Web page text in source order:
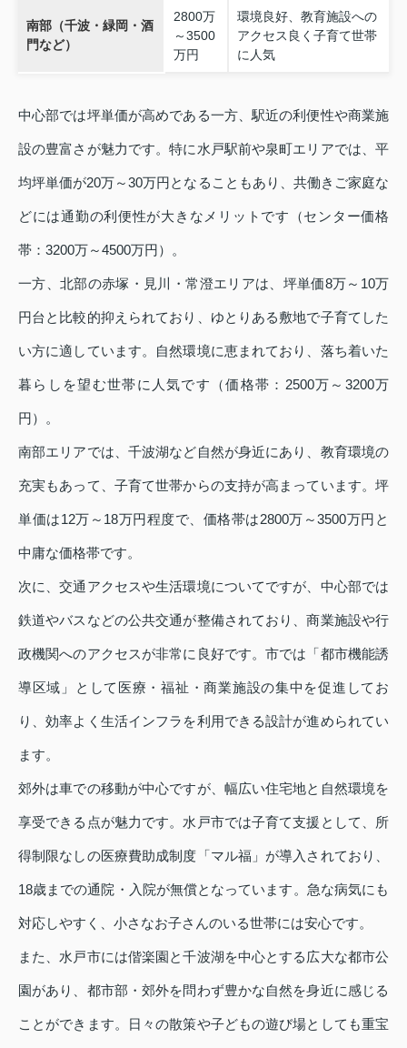
南部（千波・緑岡・酒
門など）
2800万
～3500
万円
環境良好、教育施設への
アクセス良く子育て世帯
に人気
中心部では坪単価が高めである一方、駅近の利便性や商業施
設の豊富さが魅力です。特に水戸駅前や泉町エリアでは、平
均坪単価が20万～30万円となることもあり、共働きご家庭な
どには通勤の利便性が大きなメリットです（センター価格
帯：3200万～4500万円）。
一方、北部の赤塚・見川・常澄エリアは、坪単価8万～10万
円台と比較的抑えられており、ゆとりある敷地で子育てした
い方に適しています。自然環境に恵まれており、落ち着いた
暮らしを望む世帯に人気です（価格帯：2500万～3200万
円）。
南部エリアでは、千波湖など自然が身近にあり、教育環境の
充実もあって、子育て世帯からの支持が高まっています。坪
単価は12万～18万円程度で、価格帯は2800万～3500万円と
中庸な価格帯です。
次に、交通アクセスや生活環境についてですが、中心部では
鉄道やバスなどの公共交通が整備されており、商業施設や行
政機関へのアクセスが非常に良好です。市では「都市機能誘
導区域」として医療・福祉・商業施設の集中を促進してお
り、効率よく生活インフラを利用できる設計が進められてい
ます。
郊外は車での移動が中心ですが、幅広い住宅地と自然環境を
享受できる点が魅力です。水戸市では子育て支援として、所
得制限なしの医療費助成制度「マル福」が導入されており、
18歳までの通院・入院が無償となっています。急な病気にも
対応しやすく、小さなお子さんのいる世帯には安心です。
また、水戸市には偕楽園と千波湖を中心とする広大な都市公
園があり、都市部・郊外を問わず豊かな自然を身近に感じる
ことができます。日々の散策や子どもの遊び場としても重宝